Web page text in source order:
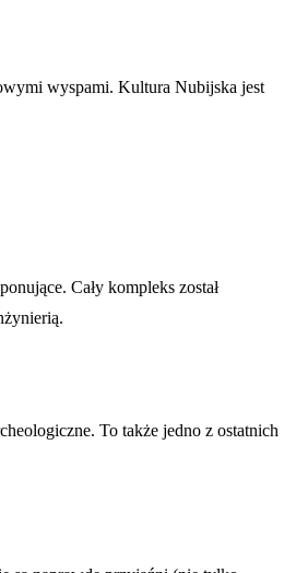
wyspami. Kultura Nubijska jest
Cały kompleks został
To także jedno z ostatnich